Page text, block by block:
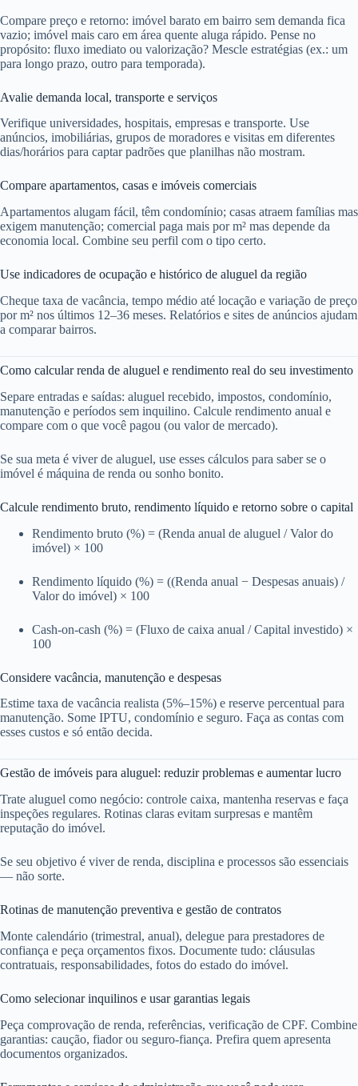
Compare preço e retorno: imóvel barato em bairro sem demanda fica
vazio; imóvel mais caro em área quente aluga rápido. Pense no
propósito: fluxo imediato ou valorização? Mescle estratégias (ex.: um
para longo prazo, outro para temporada).
Avalie demanda local, transporte e serviços
Verifique universidades, hospitais, empresas e transporte. Use
anúncios, imobiliárias, grupos de moradores e visitas em diferentes
dias/horários para captar padrões que planilhas não mostram.
Compare apartamentos, casas e imóveis comerciais
Apartamentos alugam fácil, têm condomínio; casas atraem famílias mas
exigem manutenção; comercial paga mais por m² mas depende da
economia local. Combine seu perfil com o tipo certo.
Use indicadores de ocupação e histórico de aluguel da região
Cheque taxa de vacância, tempo médio até locação e variação de preço
por m² nos últimos 12–36 meses. Relatórios e sites de anúncios ajudam
a comparar bairros.
Como calcular renda de aluguel e rendimento real do seu investimento
Separe entradas e saídas: aluguel recebido, impostos, condomínio,
manutenção e períodos sem inquilino. Calcule rendimento anual e
compare com o que você pagou (ou valor de mercado).
Se sua meta é viver de aluguel, use esses cálculos para saber se o
imóvel é máquina de renda ou sonho bonito.
Calcule rendimento bruto, rendimento líquido e retorno sobre o capital
Rendimento bruto (%) = (Renda anual de aluguel / Valor do
imóvel) × 100
Rendimento líquido (%) = ((Renda anual − Despesas anuais) /
Valor do imóvel) × 100
Cash-on-cash (%) = (Fluxo de caixa anual / Capital investido) ×
100
Considere vacância, manutenção e despesas
Estime taxa de vacância realista (5%–15%) e reserve percentual para
manutenção. Some IPTU, condomínio e seguro. Faça as contas com
esses custos e só então decida.
Gestão de imóveis para aluguel: reduzir problemas e aumentar lucro
Trate aluguel como negócio: controle caixa, mantenha reservas e faça
inspeções regulares. Rotinas claras evitam surpresas e mantêm
reputação do imóvel.
Se seu objetivo é viver de renda, disciplina e processos são essenciais
— não sorte.
Rotinas de manutenção preventiva e gestão de contratos
Monte calendário (trimestral, anual), delegue para prestadores de
confiança e peça orçamentos fixos. Documente tudo: cláusulas
contratuais, responsabilidades, fotos do estado do imóvel.
Como selecionar inquilinos e usar garantias legais
Peça comprovação de renda, referências, verificação de CPF. Combine
garantias: caução, fiador ou seguro-fiança. Prefira quem apresenta
documentos organizados.